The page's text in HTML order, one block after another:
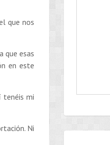
que nos
que esas
en este
tenéis mi
Ni